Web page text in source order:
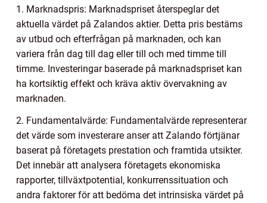
1. Marknadspris: Marknadspriset återspeglar det
aktuella värdet på Zalandos aktier. Detta pris bestäms
av utbud och efterfrågan på marknaden, och kan
variera från dag till dag eller till och med timme till
timme. Investeringar baserade på marknadspriset kan
ha kortsiktig effekt och kräva aktiv övervakning av
marknaden.
2. Fundamentalvärde: Fundamentalvärde representerar
det värde som investerare anser att Zalando förtjänar
baserat på företagets prestation och framtida utsikter.
Det innebär att analysera företagets ekonomiska
rapporter, tillväxtpotential, konkurrenssituation och
andra faktorer för att bedöma det intrinsiska värdet på